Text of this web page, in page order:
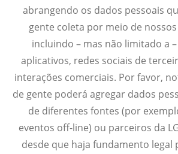
abrangendo os dados pessoais
gente coleta por meio de
incluindo – mas não limitado a
aplicativos, redes sociais de
interações comerciais. Por favor,
de gente poderá agregar dados
de diferentes fontes (por
eventos off-line) ou parceiros da
desde que haja fundamento legal